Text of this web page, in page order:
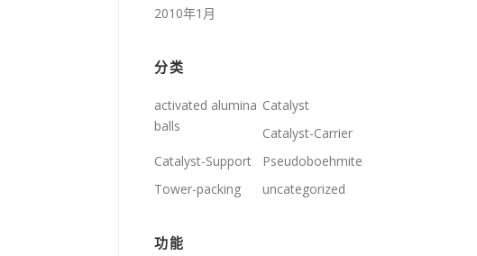
2010年1月
分类
activated alumina
balls
Catalyst
Catalyst-Carrier
Catalyst-Support
Pseudoboehmite
Tower-packing
uncategorized
功能